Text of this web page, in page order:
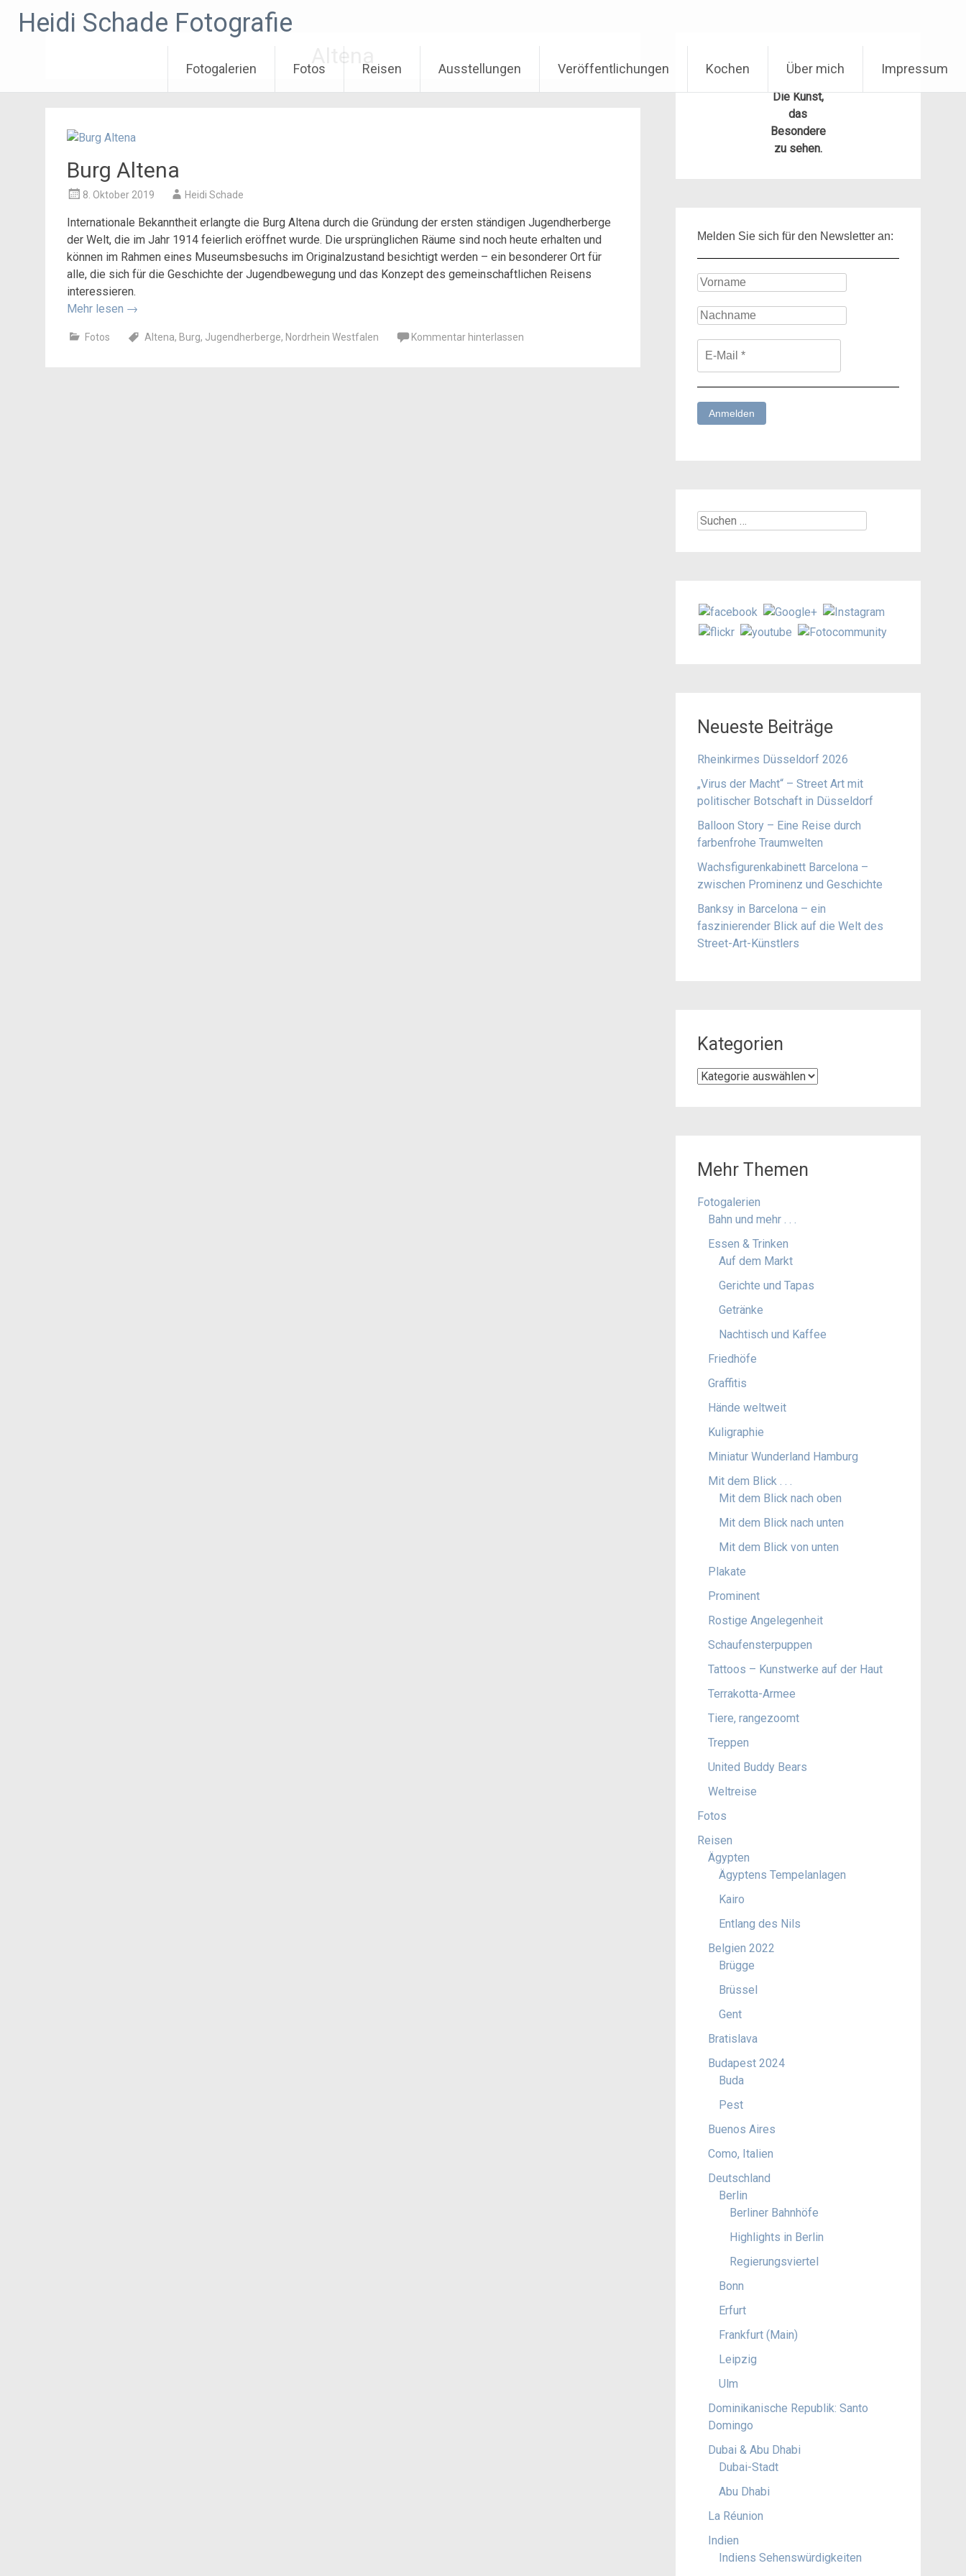
InhaltHeidi Schade Fotografie
Fotogalerien Fotos Reisen Ausstellungen Veröffentlichungen Kochen Über mich Impressum
Burg Altena
8. Oktober 2019 Heidi Schade
Internationale Bekanntheit erlangte die Burg Altena durch die Gründung der ersten ständigen Jugendherberge
der Welt, die im Jahr 1914 feierlich eröffnet wurde. Die ursprünglichen Räume sind noch heute erhalten und
können im Rahmen eines Museumsbesuchs im Originalzustand besichtigt werden – ein besonderer Ort für
alle, die sich für die Geschichte der Jugendbewegung und das Konzept des gemeinschaftlichen Reisens
interessieren.
Mehr lesen →
Fotos Altena, Burg, Jugendherberge, Nordrhein Westfalen Kommentar hinterlassen
Die Kunst,
das
Besondere
zu sehen.
Melden Sie sich für den Newsletter an:
Suchen
Neueste Beiträge
Rheinkirmes Düsseldorf 2026
„Virus der Macht“ – Street Art mit
politischer Botschaft in Düsseldorf
Balloon Story – Eine Reise durch
farbenfrohe Traumwelten
Wachsfigurenkabinett Barcelona –
zwischen Prominenz und Geschichte
Banksy in Barcelona – ein
faszinierender Blick auf die Welt des
Street-Art-Künstlers
Kategorien
Kategorien
Mehr Themen
Fotogalerien
Bahn und mehr . . .
Essen & Trinken
Auf dem Markt
Gerichte und Tapas
Getränke
Nachtisch und Kaffee
Friedhöfe
Graffitis
Hände weltweit
Kuligraphie
Miniatur Wunderland Hamburg
Mit dem Blick . . .
Mit dem Blick nach oben
Mit dem Blick nach unten
Mit dem Blick von unten
Plakate
Prominent
Rostige Angelegenheit
Schaufensterpuppen
Tattoos – Kunstwerke auf der Haut
Terrakotta-Armee
Tiere, rangezoomt
Treppen
United Buddy Bears
Weltreise
Fotos
Reisen
Ägypten
Ägyptens Tempelanlagen
Kairo
Entlang des Nils
Belgien 2022
Brügge
Brüssel
Gent
Bratislava
Budapest 2024
Buda
Pest
Buenos Aires
Como, Italien
Deutschland
Berlin
Berliner Bahnhöfe
Highlights in Berlin
Regierungsviertel
Bonn
Erfurt
Frankfurt (Main)
Leipzig
Ulm
Dominikanische Republik: Santo
Domingo
Dubai & Abu Dhabi
Dubai-Stadt
Abu Dhabi
La Réunion
Indien
Indiens Sehenswürdigkeiten